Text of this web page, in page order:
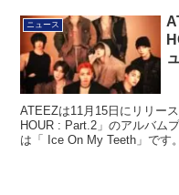
ニュース
ATEEZは11月15日にリリー
HOUR : Part.2」のアルバム
は「 Ice On My Teeth」です。